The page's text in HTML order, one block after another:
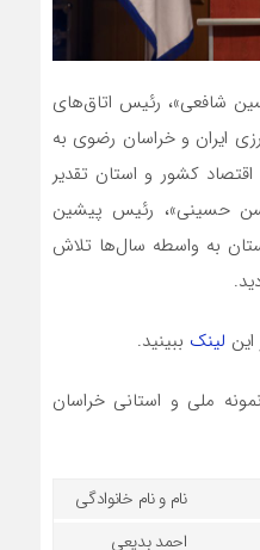
شافعی»، رئیس اتاق‌های
ایران و خراسان رضوی به
کشور و استان تقدیر
حسینی»، رئیس پیشین
به واسطه سال‌ها تلاش
لینک ببینید.
ملی و استانی خراسان
نام و نام خانوادگی
احمد بدیعی